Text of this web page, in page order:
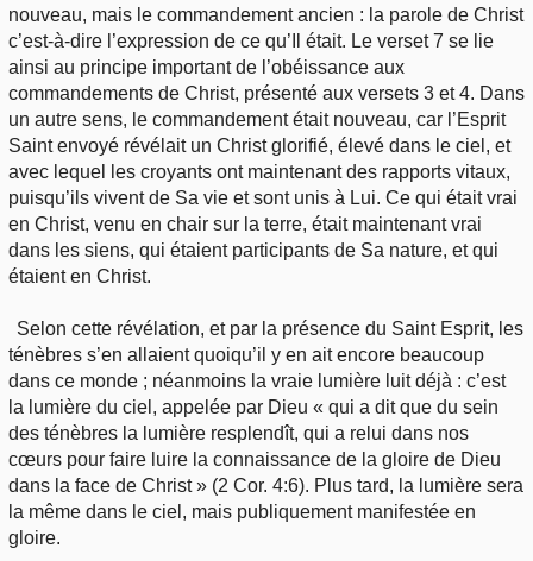
nouveau, mais le commandement ancien : la parole de Christ
c’est-à-dire l’expression de ce qu’Il était. Le verset 7 se lie
ainsi au principe important de l’obéissance aux
commandements de Christ, présenté aux versets 3 et 4. Dans
un autre sens, le commandement était nouveau, car l’Esprit
Saint envoyé révélait un Christ glorifié, élevé dans le ciel, et
avec lequel les croyants ont maintenant des rapports vitaux,
puisqu’ils vivent de Sa vie et sont unis à Lui. Ce qui était vrai
en Christ, venu en chair sur la terre, était maintenant vrai
dans les siens, qui étaient participants de Sa nature, et qui
étaient en Christ.
Selon cette révélation, et par la présence du Saint Esprit, les
ténèbres s’en allaient quoiqu’il y en ait encore beaucoup
dans ce monde ; néanmoins la vraie lumière luit déjà : c’est
la lumière du ciel, appelée par Dieu « qui a dit que du sein
des ténèbres la lumière resplendît, qui a relui dans nos
cœurs pour faire luire la connaissance de la gloire de Dieu
dans la face de Christ » (2 Cor. 4:6). Plus tard, la lumière sera
la même dans le ciel, mais publiquement manifestée en
gloire.